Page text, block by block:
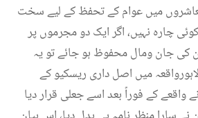
میں عوام کے تحفظ کے لیے سخت
چارہ نہیں، اگر ایک دو مجرموں پر
کی جان ومال محفوظ ہو جائے تو یہ
میں اصل داری ریسکیو کے
واقعے کے فوراً بعد اسے جعلی قرار دیا